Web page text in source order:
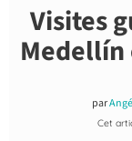
Visites
Medellín
par
Cet